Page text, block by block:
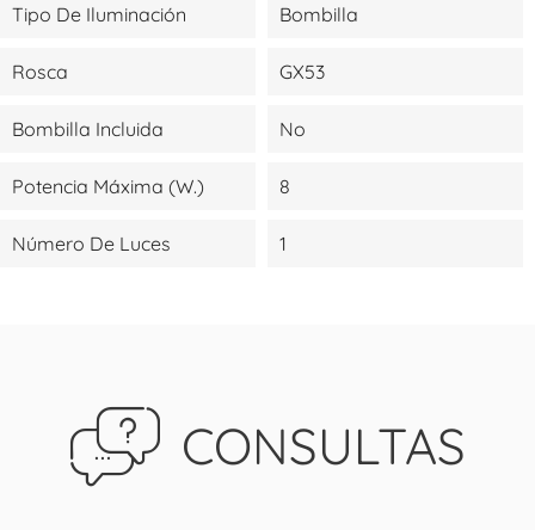
Tipo De Iluminación Bombilla
Rosca GX53
Bombilla Incluida No
Potencia Máxima (W.) 8
Número De Luces 1
CONSULTAS